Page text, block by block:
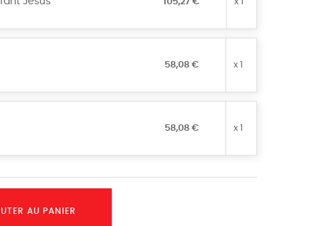
58,08 € x 1
58,08 € x 1
AU PANIER